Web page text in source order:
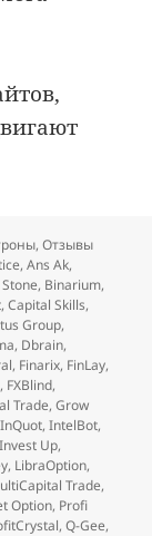
,Отзывы
,Ans Ak,
, Binarium,
,Capital Skills,
Group,
, Dbrain,
, Finarix, FinLay,
, FXBlind,
Trade,Grow
InQuot,IntelBot,
Invest Up,
, LibraOption,
Trade,
Option, Profi
,Q-Gee,